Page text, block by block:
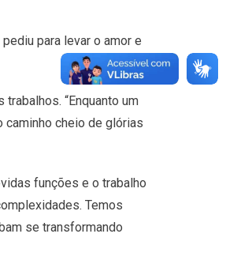
para levar o amor e
“Enquanto um
caminho cheio de glórias
funções e o trabalho
Temos
se transformando